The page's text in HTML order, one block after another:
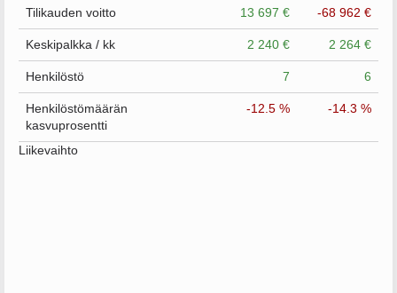
Tilikauden voitto 13 697 € -68 962 €
Keskipalkka / kk 2 240 € 2 264 €
Henkilöstö 7 6
Henkilöstömäärän
kasvuprosentti
-12.5 % -14.3 %
Liikevaihto